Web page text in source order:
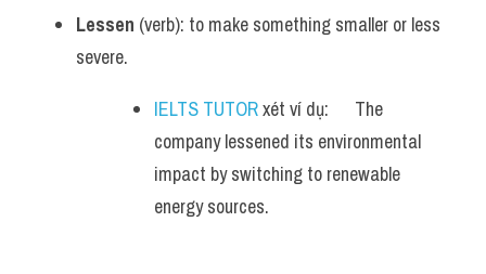
Lessen (verb): to make something smaller or less
severe.
IELTS TUTOR xét ví dụ:      The
company lessened its environmental
impact by switching to renewable
energy sources.